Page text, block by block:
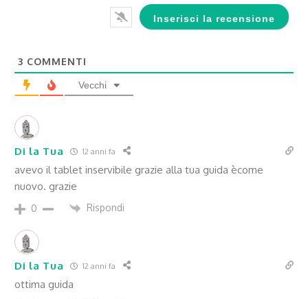
3 COMMENTI
Vecchi
Di la Tua 12 anni fa
avevo il tablet inservibile grazie alla tua guida ècome
nuovo. grazie
0 Rispondi
Di la Tua 12 anni fa
ottima guida